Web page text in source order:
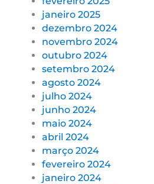
janeiro 2025
dezembro 2024
novembro 2024
outubro 2024
setembro 2024
agosto 2024
julho 2024
junho 2024
maio 2024
abril 2024
março 2024
fevereiro 2024
janeiro 2024